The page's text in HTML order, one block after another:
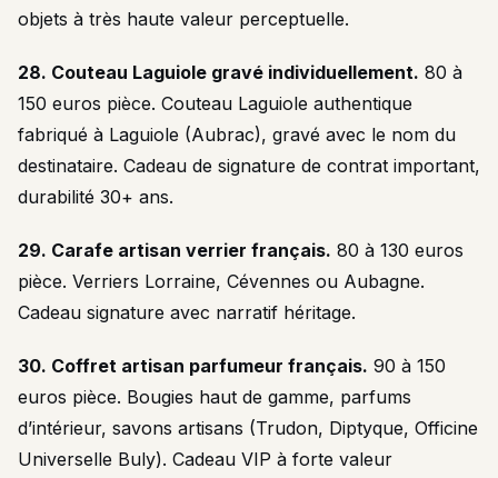
objets à très haute valeur perceptuelle.
28. Couteau Laguiole gravé individuellement. 80 à
150 euros pièce. Couteau Laguiole authentique
fabriqué à Laguiole (Aubrac), gravé avec le nom du
destinataire. Cadeau de signature de contrat important,
durabilité 30+ ans.
29. Carafe artisan verrier français. 80 à 130 euros
pièce. Verriers Lorraine, Cévennes ou Aubagne.
Cadeau signature avec narratif héritage.
30. Coffret artisan parfumeur français. 90 à 150
euros pièce. Bougies haut de gamme, parfums
d’intérieur, savons artisans (Trudon, Diptyque, Officine
Universelle Buly). Cadeau VIP à forte valeur